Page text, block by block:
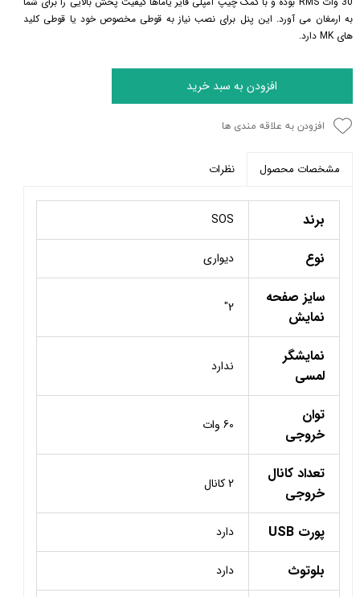
به ارمغان می آورد. این پنل برای نصب نیاز به قوطی مخصوص خود یا قوطی کلید
های MK دارد.
افزودن به سبد خرید
افزودن به علاقه مندی ها
مشخصات محصول نظرات
برند SOS
نوع دیواری
سایز صفحه
نمایش
2"
نمایشگر
لمسی
ندارد
توان
خروجی
60 وات
تعداد کانال
خروجی
2 کانال
پورت USB دارد
بلوتوث دارد